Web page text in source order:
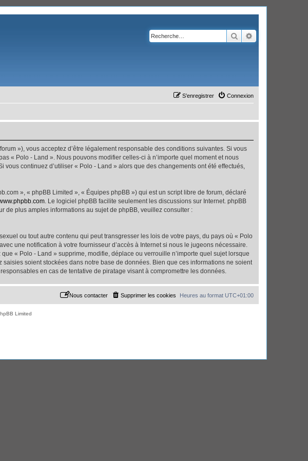
Rechercher
Connexion
S’enregistrer
»), vous acceptez d’être légalement responsable des conditions suivantes. Si vous
« Polo - Land ». Nous pouvons modifier celles-ci à n’importe quel moment et nous
continuez d’utiliser « Polo - Land » alors que des changements ont été effectués,
», « phpBB Limited », « Équipes phpBB ») qui est un script libre de forum, déclaré
. Le logiciel phpBB facilite seulement les discussions sur Internet. phpBB
de plus amples informations au sujet de phpBB, veuillez consulter :
ou tout autre contenu qui peut transgresser les lois de votre pays, du pays où « Polo
une notification à votre fournisseur d’accès à Internet si nous le jugeons nécessaire.
« Polo - Land » supprime, modifie, déplace ou verrouille n’importe quel sujet lorsque
soient stockées dans notre base de données. Bien que ces informations ne soient
en cas de tentative de piratage visant à compromettre les données.
Heures au format UTC+01:00
Supprimer les cookies
Nous contacter
Limited